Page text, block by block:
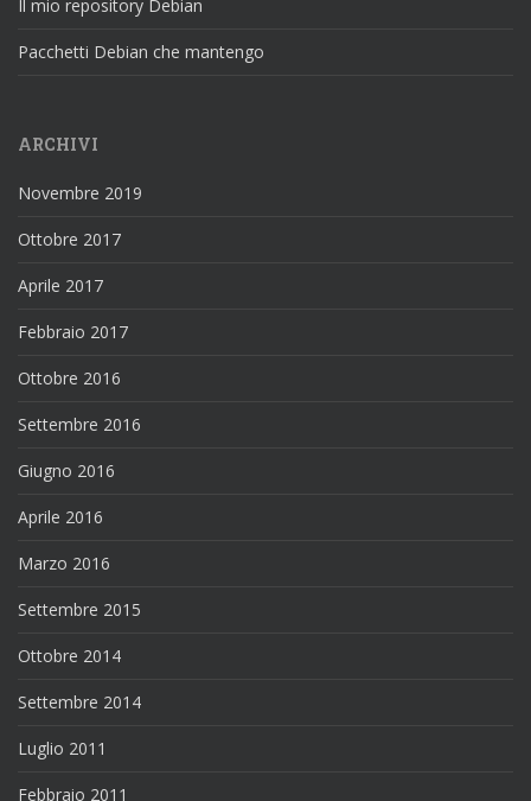
Il mio repository Debian
Pacchetti Debian che mantengo
ARCHIVI
Novembre 2019
Ottobre 2017
Aprile 2017
Febbraio 2017
Ottobre 2016
Settembre 2016
Giugno 2016
Aprile 2016
Marzo 2016
Settembre 2015
Ottobre 2014
Settembre 2014
Luglio 2011
Febbraio 2011